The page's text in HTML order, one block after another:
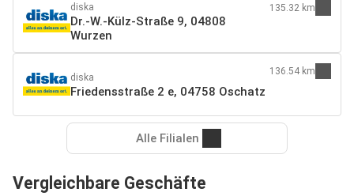
diska
Dr.-W.-Külz-Straße 9, 04808
Wurzen
135.32 km
diska
Friedensstraße 2 e, 04758 Oschatz
136.54 km
Alle Filialen
Vergleichbare Geschäfte